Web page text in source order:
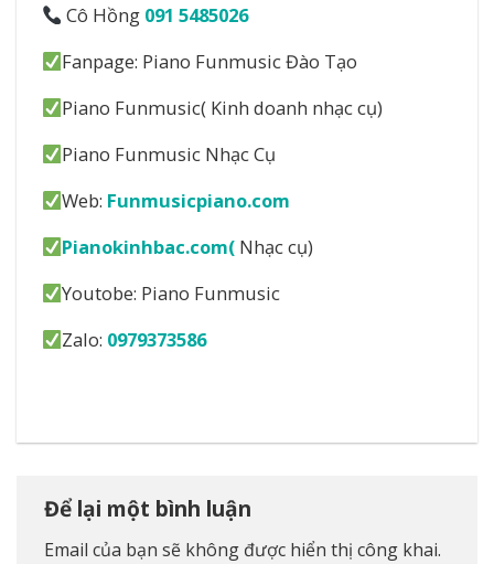
Cô Hồng 091 5485026
Fanpage: Piano Funmusic Đào Tạo
Piano Funmusic( Kinh doanh nhạc cụ)
Piano Funmusic Nhạc Cụ
Web: Funmusicpiano.com
Pianokinhbac.com( Nhạc cụ)
Youtobe: Piano Funmusic
Zalo: 0979373586
Để lại một bình luận
Email của bạn sẽ không được hiển thị công khai.